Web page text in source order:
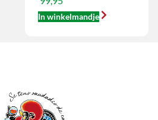
In winkelmandje